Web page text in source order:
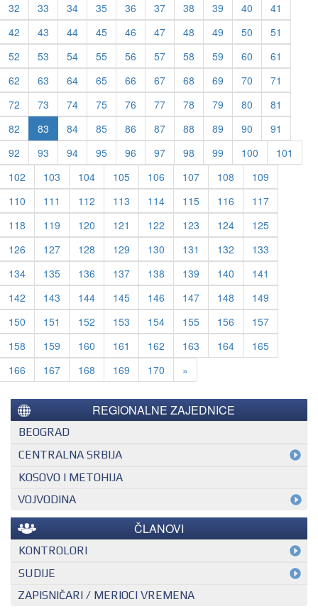
32
33 34 35 36 37 38 39 40
41
42
43 44 45 46 47 48 49 50
51
52
53 54 55 56 57 58 59 60
61
62
63 64 65 66 67 68 69 70
71
72
73 74 75 76 77 78 79 80
81
82
83 84 85 86 87 88 89 90
91
92
93 94 95 96 97 98 99 100
101
102
103 104 105 106 107 108
109
110
111 112 113 114 115 116
117
118
119 120 121 122 123 124
125
126
127 128 129 130 131 132
133
134
135 136 137 138 139 140
141
142
143 144 145 146 147 148
149
150
151 152 153 154 155 156
157
158
159 160 161 162 163 164
165
166
167 168 169 170 »
REGIONALNE ZAJEDNICE
BEOGRAD
CENTRALNA SRBIJA
KOSOVO I METOHIJA
VOJVODINA
ČLANOVI
KONTROLORI
MEĐUNARODNI KONTROLOR
NACIONALNI KONTROLOR
SUDIJE
EHF SUDIJA
ZAPISNIČARI / MERIOCI VREMENA